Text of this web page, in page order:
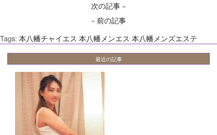
次の記事 »
« 前の記事
Tags: 本八幡チャイエス 本八幡メンエス 本八幡メンズエステ
最近の記事